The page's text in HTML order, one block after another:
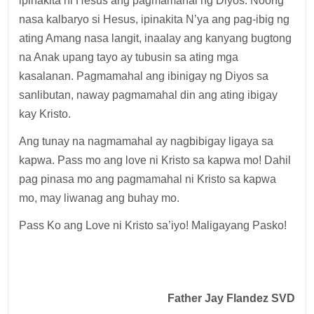
nasa kalbaryo si Hesus, ipinakita N’ya ang pag-ibig ng
ating Amang nasa langit, inaalay ang kanyang bugtong
na Anak upang tayo ay tubusin sa ating mga
kasalanan. Pagmamahal ang ibinigay ng Diyos sa
sanlibutan, naway pagmamahal din ang ating ibigay
kay Kristo.
Ang tunay na nagmamahal ay nagbibigay ligaya sa
kapwa. Pass mo ang love ni Kristo sa kapwa mo! Dahil
pag pinasa mo ang pagmamahal ni Kristo sa kapwa
mo, may liwanag ang buhay mo.
Pass Ko ang Love ni Kristo sa’iyo! Maligayang Pasko!
Father Jay Flandez SVD